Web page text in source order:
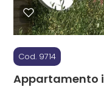
Cod. 9714
Appartamento
5+
Bagni
minimi